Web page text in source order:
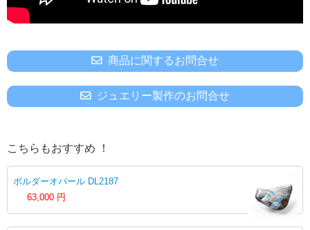
商品に関するお問合せ
ジュエリー製作のお問合せ
こちらもおすすめ ！
ボルダーオパール DL2187
63,000 円